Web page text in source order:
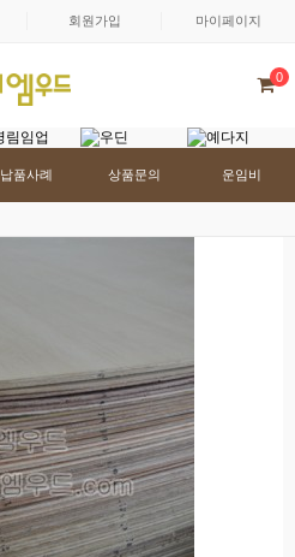
회원가입 마이페이지
0
납품사례 상품문의 운임비